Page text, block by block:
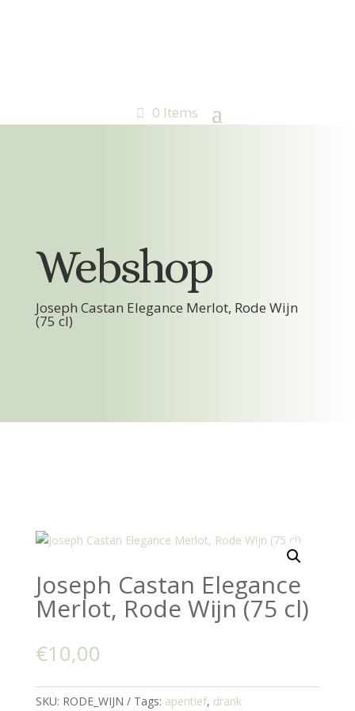
0 Items
Webshop
Joseph Castan Elegance Merlot, Rode Wijn
(75 cl)
Joseph Castan Elegance
Merlot, Rode Wijn (75 cl)
€10,00
SKU: RODE_WIJN Tags: aperitief, drank